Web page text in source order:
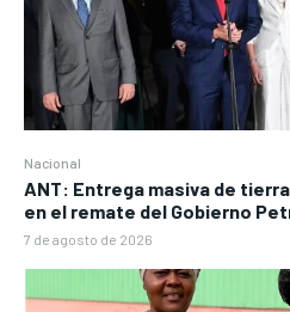
Nacional
ANT: Entrega masiva de
en el remate del Gobierno
7 de agosto de 2026